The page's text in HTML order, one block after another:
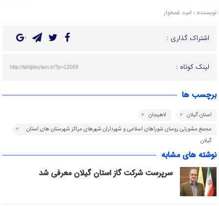
نویسنده : امید غمخوار
اشتراک گذاری :
لینک کوتاه : http://lahijdeylam.ir/?p=12069
برچسب ها
استان گیلان
لاهیجان
مجمع مشورتی روسای شوراهای اسلامی و شهرداران شهرهای مراکز شهرستان های استان
گیلان
نوشته های مشابه
سرپرست شرکت گاز استان گیلان معرفی شد